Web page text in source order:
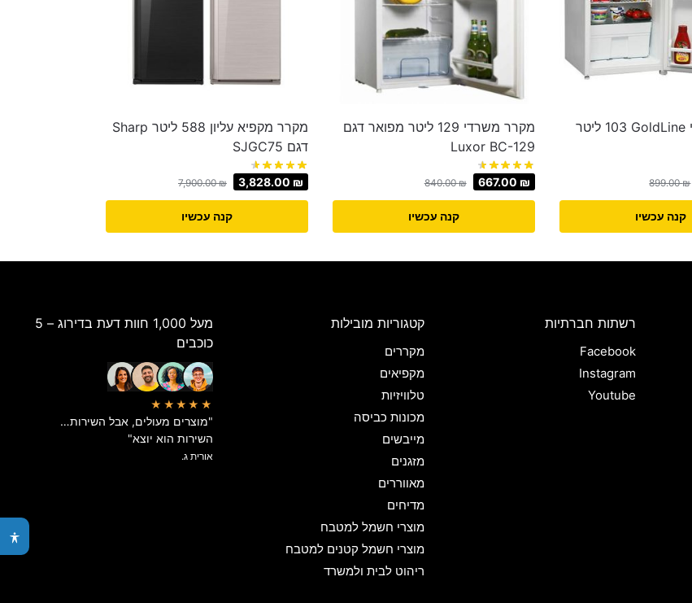
מקרר משרדי GoldLine ‏103 ‏ליטר
899.00₪
קנה עכשיו
מקרר משרדי 129 ליטר מפואר דגם
Luxor BC-129
840.00₪ 667.00 ₪
קנה עכשיו
מקרר מקפיא עליון 588 ליטר Sharp
דגם SJGC75
7,900.00₪ 3,828.00 ₪
קנה עכשיו
רשתות חברתיות
Facebook
Instagram
Youtube
קטגוריות מובילות
מקררים
מקפיאים
טלוויזיות
מכונות כביסה
מייבשים
מזגנים
מאווררים
מדיחים
מוצרי חשמל למטבח
מוצרי חשמל קטנים למטבח
ריהוט לבית ולמשרד
מעל 1,000 חוות דעת בדירוג – 5
כוכבים
★★★★★
"מוצרים מעולים, אבל השירות…
השירות הוא יוצא"
אורית ג.